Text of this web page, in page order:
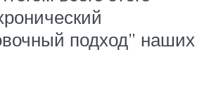
подход” наших